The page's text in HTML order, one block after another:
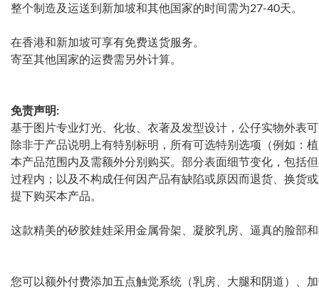
整个制造及运送到新加坡和其他国家的时间需为27-40天。
在香港和新加坡可享有免费送货服务。
寄至其他国家的运费需另外计算。
免责声明:
基于图片专业灯光、化妆、衣著及发型设计，公仔实物外表
除非于产品说明上有特别标明，所有可选特别选项（例如：
本产品范围内及需额外分别购买。部分表面细节变化，包括
过程内；以及不构成任何因产品有缺陷或原因而退货、换货
提下购买本产品。
这款精美的矽胶娃娃采用金属骨架、凝胶乳房、逼真的脸部
您可以额外付费添加五点触觉系统（乳房、大腿和阴道）、